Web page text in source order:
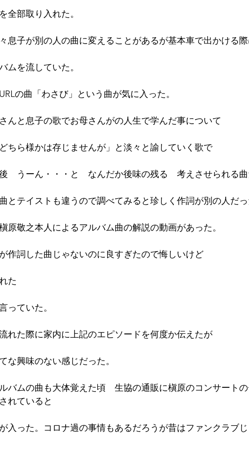
全部取り入れた。
息子が別の人の曲に変えることがあるが基本車で出かける
ムを流していた。
の曲「わさび」という曲が気に入った。
んと息子の歌でお母さんがの人生で学んだ事について
ちら様かは存じませんが」と淡々と諭していく歌で
　うーん・・・と　なんだか後味の残る　考えさせられる
とテイストも違うので調べてみると珍しく作詞が別の人だ
原敬之本人によるアルバム曲の解説の動画があった。
作詞した曲じゃないのに良すぎたので悔しいけど
た
っていた。
れた際に家内に上記のエピソードを何度か伝えたが
な興味のない感じだった。
バムの曲も大体覚えた頃　生協の通販に槇原のコンサート
れていると
入った。コロナ過の事情もあるだろうが昔はファンクラブ